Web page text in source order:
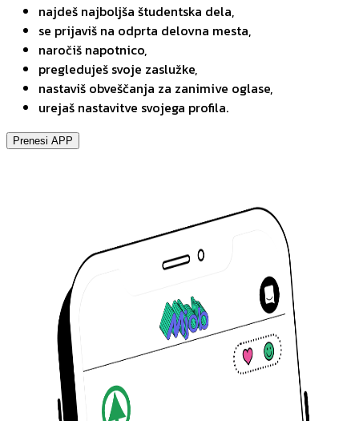
najdeš najboljša študentska dela,
se prijaviš na odprta delovna mesta,
naročiš napotnico,
pregleduješ svoje zaslužke,
nastaviš obveščanja za zanimive oglase,
urejaš nastavitve svojega profila.
Prenesi APP